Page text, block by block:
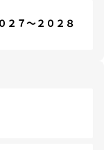
７～２０２８